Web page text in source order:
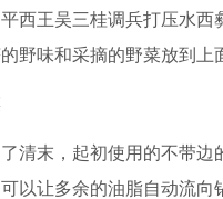
王吴三桂调兵打压水西彝
的野味和采摘的野菜放到
末，起初使用的不带边
以让多余的油脂自动流向